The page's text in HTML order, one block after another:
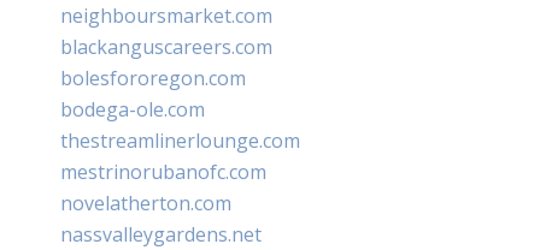
neighboursmarket.com
blackanguscareers.com
bolesfororegon.com
bodega-ole.com
thestreamlinerlounge.com
mestrinorubanofc.com
novelatherton.com
nassvalleygardens.net